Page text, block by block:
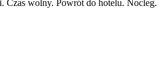
Czas wolny. Powrót do hotelu. Nocleg.